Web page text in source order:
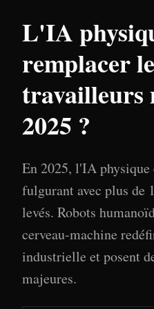
L'IA
remplacer
travailleurs
2025 ?
En 2025, l'IA physique
fulgurant avec plus de
levés. Robots
cerveau-machine
industrielle et posent
majeures.